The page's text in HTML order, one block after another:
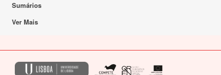
Sumários
Ver Mais